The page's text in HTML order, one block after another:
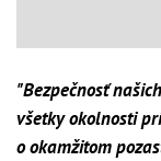
"Bezpečnosť
všetky okolnosti
o okamžitom